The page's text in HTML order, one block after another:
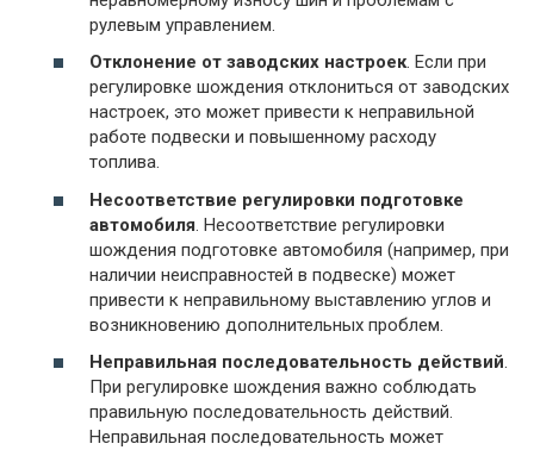
рулевым управлением.
Отклонение от заводских настроек. Если при
регулировке шождения отклониться от заводских
настроек, это может привести к неправильной
работе подвески и повышенному расходу
топлива.
Несоответствие регулировки подготовке
автомобиля. Несоответствие регулировки
шождения подготовке автомобиля (например, при
наличии неисправностей в подвеске) может
привести к неправильному выставлению углов и
возникновению дополнительных проблем.
Неправильная последовательность действий.
При регулировке шождения важно соблюдать
правильную последовательность действий.
Неправильная последовательность может